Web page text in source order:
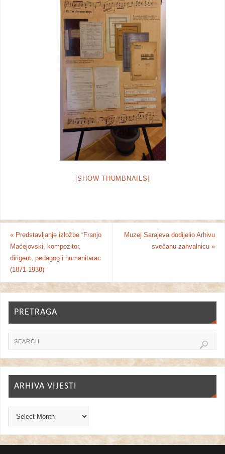
[SHOW THUMBNAILS]
«Predstavljanje izložbe “Franjo
Maćejovski, kompozitor,
dirigent, pedagog i humanitarac
(1871-1938)”
Muzej Sarajeva dodijelio Arhivu
svečanu zahvalnicu»
PRETRAGA
ARHIVA VIJESTI